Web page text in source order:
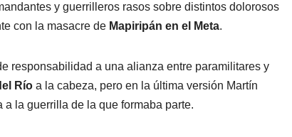
y guerrilleros rasos sobre distintos dolorosos
con la masacre de Mapiripán en el Meta.
responsabilidad a una alianza entre paramilitares y
Río a la cabeza, pero en la última versión Martín
la guerrilla de la que formaba parte.